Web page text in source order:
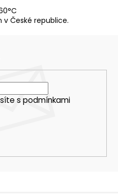
v České republice.
s podmínkami